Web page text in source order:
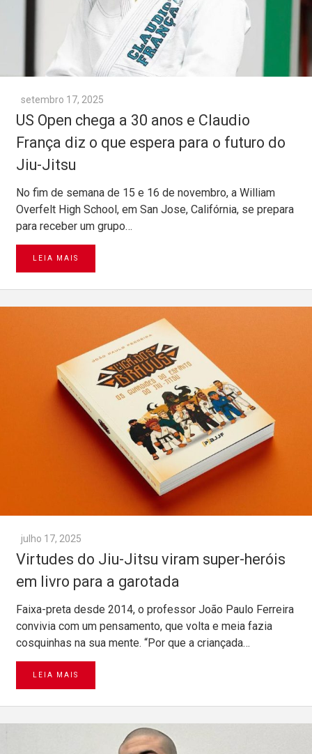
setembro 17, 2025
US Open chega a 30 anos e Claudio
França diz o que espera para o futuro do
Jiu-Jitsu
No fim de semana de 15 e 16 de novembro, a William
Overfelt High School, em San Jose, Califórnia, se prepara
para receber um grupo…
LEIA MAIS
julho 17, 2025
Virtudes do Jiu-Jitsu viram super-heróis
em livro para a garotada
Faixa-preta desde 2014, o professor João Paulo Ferreira
convivia com um pensamento, que volta e meia fazia
cosquinhas na sua mente. “Por que a criançada…
LEIA MAIS